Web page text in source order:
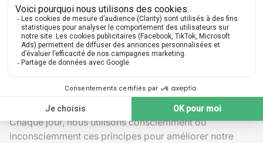
routiers.
Calculer ladistance parcouruelors de balades
grâce aux relevés GPS et applications mobiles.
Analyser la durée et lavitesse moyenne
domicile-travail pour optimiser son itinéraire.
prenant en compte savitesse initiale et la
décélération imposée par les freins.
Chaque jour, nous utilisons consciemment ou
inconsciemment ces principes pour améliorer notre